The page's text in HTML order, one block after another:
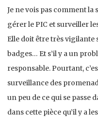
Je ne vois pas comment
gérer le PIC et surveiller
Elle doit être très vigilante
badges… Et s’il y a un
responsable. Pourtant,
surveillance des
un peu de ce qui se passe
dans cette pièce qu’il y a